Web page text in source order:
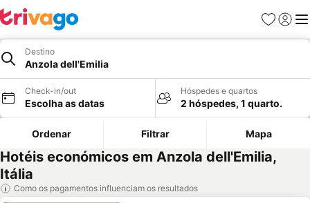
Favoritos
Iniciar
Destino
Anzola dell'Emilia
Check-in/out
Escolha as datas
Hóspedes e quartos
2 hóspedes, 1 quarto.
Ordenar Filtrar Mapa
Hotéis económicos em Anzola dell'Emilia,
Itália
Como os pagamentos influenciam os resultados